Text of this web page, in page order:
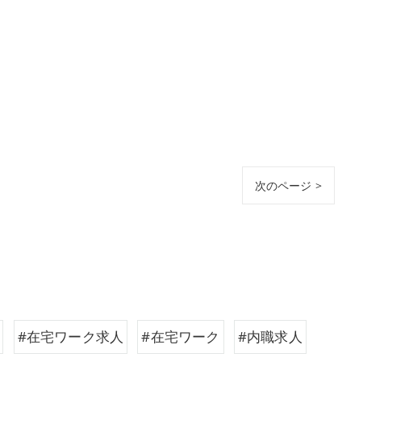
次のページ >
#在宅ワーク求人 #在宅ワーク #内職求人